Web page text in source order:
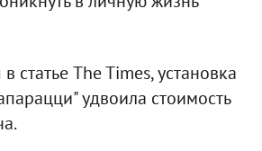
статье The Times, установка
удвоила стоимость